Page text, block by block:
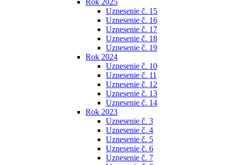
Rok 2025
Uznesenie č. 15
Uznesenie č. 16
Uznesenie č. 17
Uznesenie č. 18
Uznesenie č. 19
Rok 2024
Uznesenie č. 10
Uznesenie č. 11
Uznesenie č. 12
Uznesenie č. 13
Uznesenie č. 14
Rok 2023
Uznesenie č. 3
Uznesenie č. 4
Uznesenie č. 5
Uznesenie č. 6
Uznesenie č. 7